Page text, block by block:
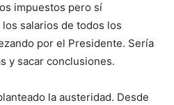
impuestos pero sí
salarios de todos los
por el Presidente. Sería
y sacar conclusiones.
la austeridad. Desde